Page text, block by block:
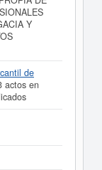
se ha
Y
de
actos en